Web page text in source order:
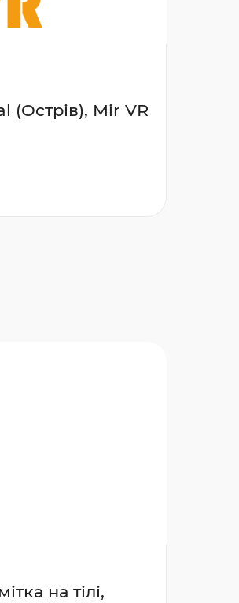
(Острів), Mir VR
на тілі,